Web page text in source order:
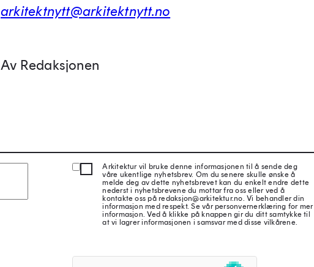
arkitektnytt@arkitektnytt.no
Av Redaksjonen
Arkitektur vil bruke denne informasjonen til å sende deg
våre ukentlige nyhetsbrev. Om du senere skulle ønske å
melde deg av dette nyhetsbrevet kan du enkelt endre dette
nederst i nyhetsbrevene du mottar fra oss eller ved å
kontakte oss på redaksjon@arkitektur.no. Vi behandler din
informasjon med respekt. Se vår personvernerklæring for mer
informasjon. Ved å klikke på knappen gir du ditt samtykke til
at vi lagrer informasjonen i samsvar med disse vilkårene.